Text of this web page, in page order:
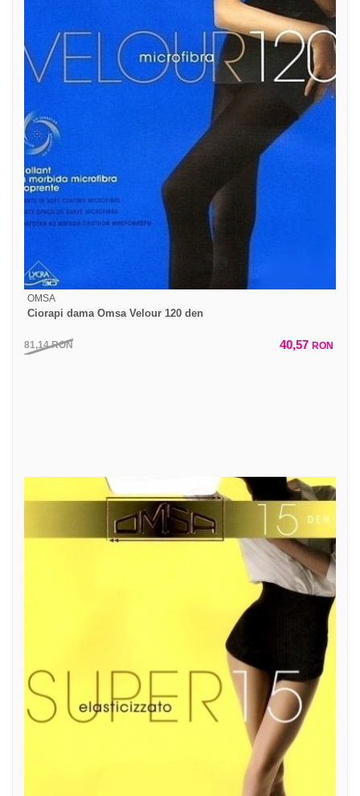
OMSA
Ciorapi dama Omsa Velour 120 den
81,14RON 40,57 RON